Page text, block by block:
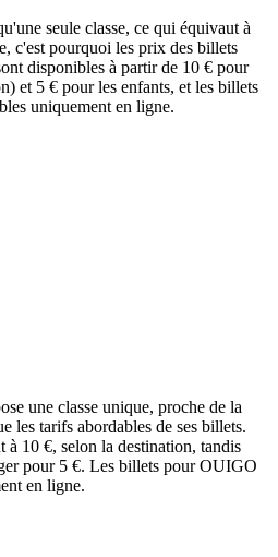
seule classe, ce qui équivaut à
c'est pourquoi les prix des billets
disponibles à partir de 10 € pour
et 5 € pour les enfants, et les billets
uniquement en ligne.
une classe unique, proche de la
les tarifs abordables de ses billets.
à 10 €, selon la destination, tandis
pour 5 €. Les billets pour OUIGO
en ligne.